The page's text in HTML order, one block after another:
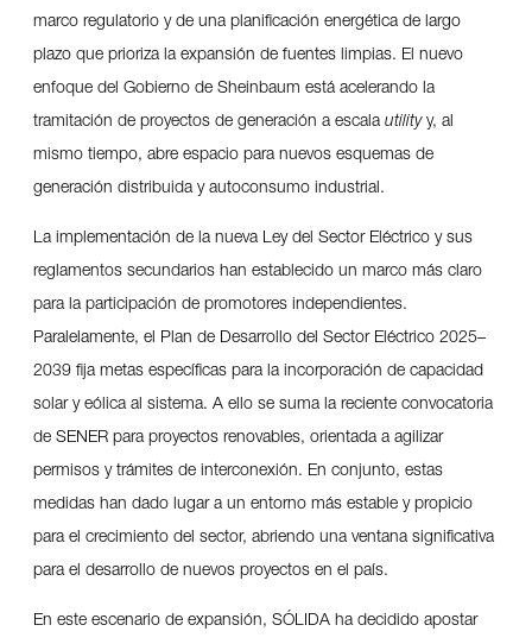
marco regulatorio y de una planificación energética de largo
plazo que prioriza la expansión de fuentes limpias. El nuevo
enfoque del Gobierno de Sheinbaum está acelerando la
tramitación de proyectos de generación a escala utilityy, al
mismo tiempo, abre espacio para nuevos esquemas de
generación distribuida y autoconsumo industrial.
La implementación de la nueva Ley del Sector Eléctrico y sus
reglamentos secundarios han establecido un marco más claro
para la participación de promotores independientes.
Paralelamente, el Plan de Desarrollo del Sector Eléctrico 2025–
2039 fija metas específicas para la incorporación de capacidad
solar y eólica al sistema. A ello se suma la reciente convocatoria
de SENER para proyectos renovables, orientada a agilizar
permisos y trámites de interconexión. En conjunto, estas
medidas han dado lugar a un entorno más estable y propicio
para el crecimiento del sector, abriendo una ventana significativa
para el desarrollo de nuevos proyectos en el país.
En este escenario de expansión, SÓLIDA ha decidido apostar